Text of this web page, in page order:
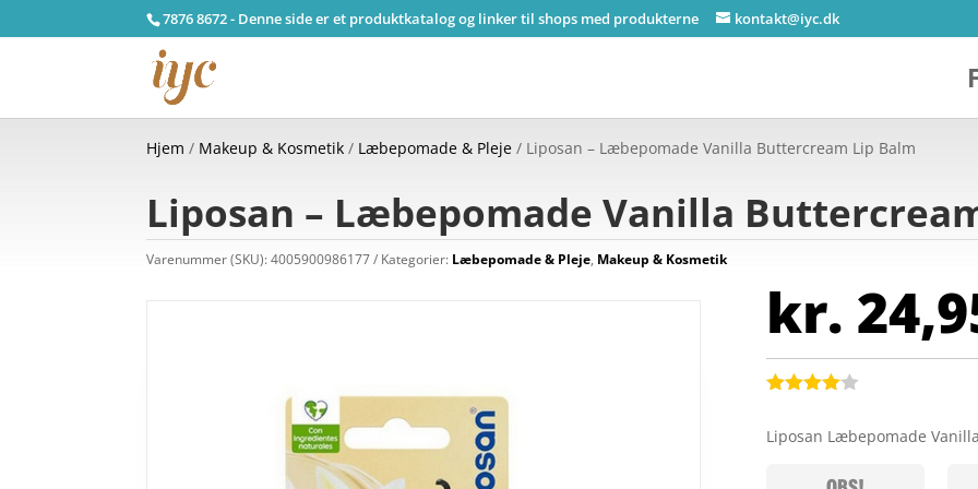
7876 8672 - Denne side er et produktkatalog og linker til shops med produkterne kontakt@iyc.dk
Hjem / Makeup & Kosmetik / Læbepomade & Pleje / Liposan – Læbepomade Vanilla Buttercream Lip Balm
Liposan – Læbepomade Vanilla
Varenummer (SKU):4005900986177 Kategorier: Læbepomade & Pleje, Makeup & Kosmetik
kr.
ud af 5
Liposan Læbepomade